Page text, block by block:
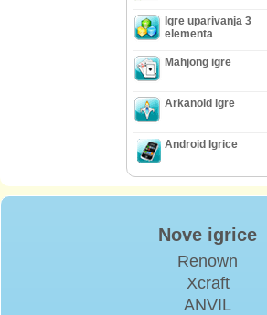
Igre uparivanja 3
elementa
Mahjong igre
Arkanoid igre
Android Igrice
Nove igrice
Renown
Xcraft
ANVIL